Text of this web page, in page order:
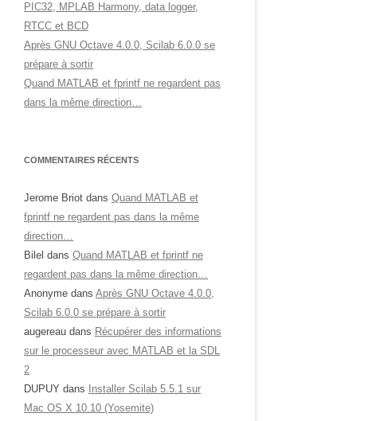
PIC32, MPLAB Harmony, data logger,
RTCC et BCD
Après GNU Octave 4.0.0, Scilab 6.0.0 se
prépare à sortir
Quand MATLAB et fprintf ne regardent pas
dans la même direction…
COMMENTAIRES RÉCENTS
Jerome Briot dans Quand MATLAB et
fprintf ne regardent pas dans la même
direction…
Bilel dans Quand MATLAB et fprintf ne
regardent pas dans la même direction…
Anonyme dans Après GNU Octave 4.0.0,
Scilab 6.0.0 se prépare à sortir
augereau dans Récupérer des informations
sur le processeur avec MATLAB et la SDL
2
DUPUY dans
Installer Scilab 5.5.1 sur
Mac OS X 10.10 (Yosemite)